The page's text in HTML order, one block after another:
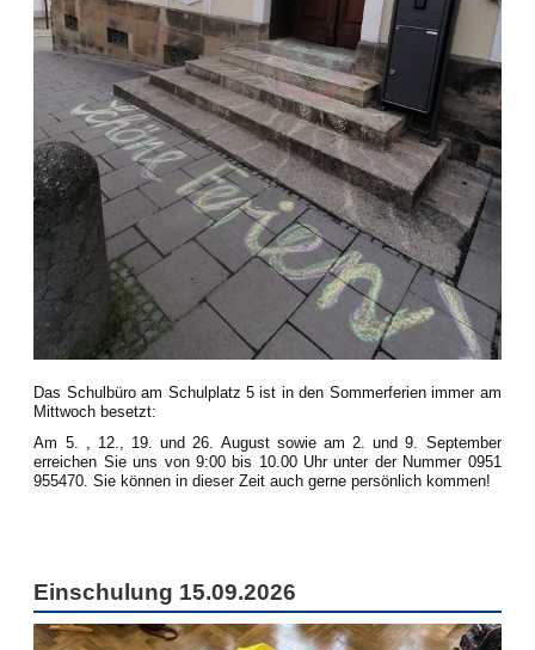
Das Schulbüro am Schulplatz 5 ist in den Sommerferien immer am
Mittwoch besetzt:
Am 5. , 12., 19. und 26. August sowie am 2. und 9. September
erreichen Sie uns von 9:00 bis 10.00 Uhr unter der Nummer 0951
955470. Sie können in dieser Zeit auch gerne persönlich kommen!
Einschulung 15.09.2026